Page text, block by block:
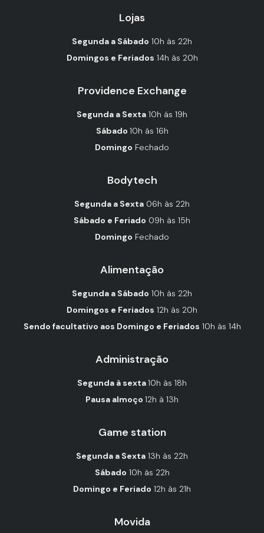
Lojas
Segunda a Sábado 10h às 22h
Domingos e Feriados 14h às 20h
Providence Exchange
Segunda a Sexta 10h ás 19h
Sábado 10h ás 16h
Domingo Fechado
Bodytech
Segunda a Sexta 06h às 22h
Sábado e Feriado 09h às 15h
Domingo Fechado
Alimentação
Segunda a Sábado 10h às 22h
Domingos e Feriados 12h às 20h
Sendo facultativo aos Domingo e Feriados 10h às 14h
Administração
Segunda à sexta10h às 18h
Pausa almoço 12h à 13h
Game station
Segunda a Sexta 13h às 22h
Sábado 10h às 22h
Domingo e Feriado 12h às 21h
Movida